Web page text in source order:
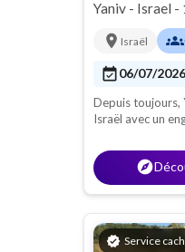
Yaniv - Israel
location_on Israël groups
event_available06/07/2026
Depuis toujours,
Israël avec un
explore
verified Service